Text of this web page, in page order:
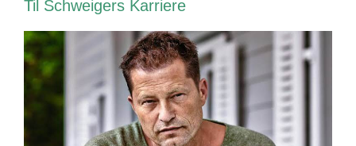
Til Schweigers Karriere